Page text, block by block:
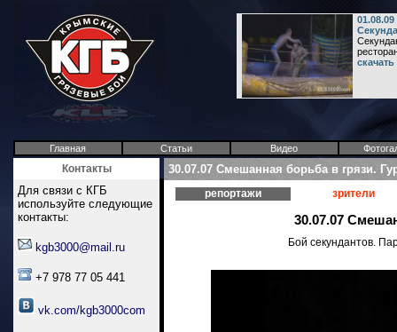
Главная Статьи Видео
Контакты
Для связи с КГБ
используйте следующие
контакты:
kgb3000@mail.ru
+7 978 77 05 441
vk.com/kgb3000com
30.07.07 Смешанная борьба в грязи.
репортажи зрители
30.07.07
Бой секундантов.